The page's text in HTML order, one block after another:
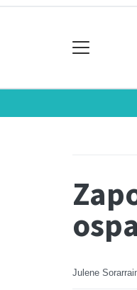
Julene